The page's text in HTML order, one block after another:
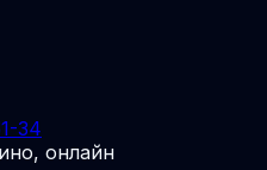
34
онлайн